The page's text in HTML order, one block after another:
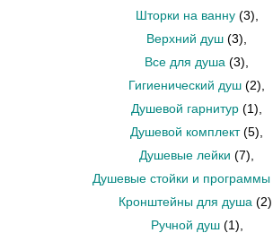
Шторки на ванну (3)
Верхний душ (3)
Все для душа (3)
Гигиенический душ (2)
Душевой гарнитур (1)
Душевой комплект (5)
Душевые лейки (7)
Душевые стойки и программы
Кронштейны для душа (2)
Ручной душ (1)